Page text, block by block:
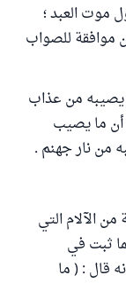
موت العبد ؛
موافقة للصواب
يصيبه من عذاب
أن ما يصيب
من نار جهنم .
الآلام التي
ثبت في
قال : ( ما